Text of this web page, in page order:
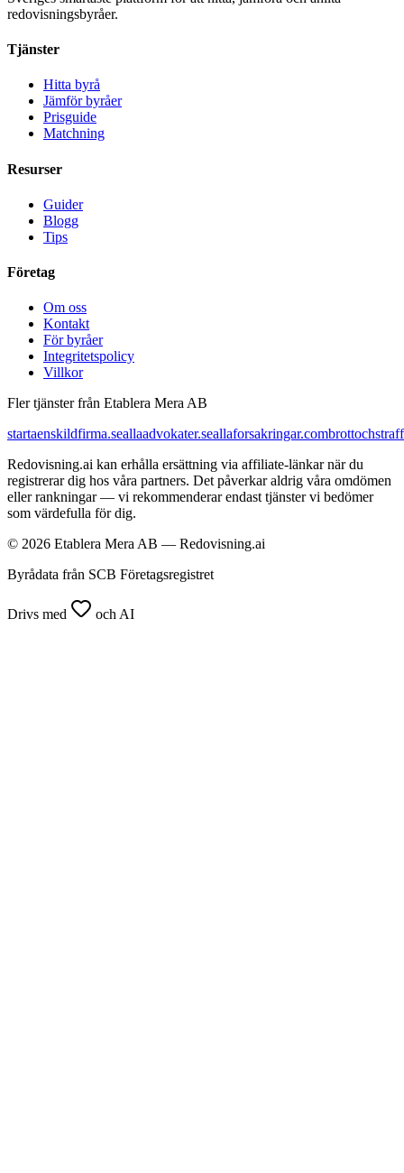
redovisningsbyråer.
Tjänster
Hitta byrå
Jämför byråer
Prisguide
Matchning
Resurser
Guider
Blogg
Tips
Företag
Om oss
Kontakt
För byråer
Integritetspolicy
Villkor
Fler tjänster från Etablera Mera AB
startaenskildfirma.seallaadvokater.seallaforsakringar.com
Redovisning.ai kan erhålla ersättning via affiliate-länkar när du
registrerar dig hos våra partners. Det påverkar aldrig våra omdömen
eller rankningar — vi rekommenderar endast tjänster vi bedömer
som värdefulla för dig.
© 2026 Etablera Mera AB — Redovisning.ai
Byrådata från SCB Företagsregistret
Drivs med och AI